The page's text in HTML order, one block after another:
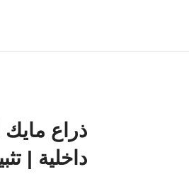
داخلية |